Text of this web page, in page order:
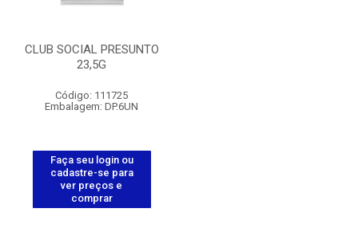
CLUB SOCIAL PRESUNTO
23,5G
Código: 111725
Embalagem: DP.6UN
Faça seu login ou
cadastre-se para
ver preços e
comprar